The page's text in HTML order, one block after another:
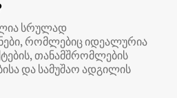
სრულად
რომლებიც იდეალურია
თანამშრომლების
და სამუშაო ადგილის